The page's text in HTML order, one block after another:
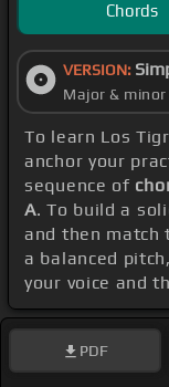
Chords
VERSION:
Major &
To learn Los
anchor your
sequence of
A. To build a
and then match
a balanced
your voice and
PDF